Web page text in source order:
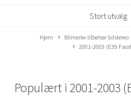
Stort utvalg
Hjem Bilmerke tilbehør bilstereo
2001-2003 (E39
Populært i 2001-2003